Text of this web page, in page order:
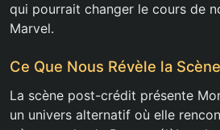
qui pourrait changer le cours de
Marvel.
Ce Que Nous Révèle la
La scène post-crédit présente
un univers alternatif où elle